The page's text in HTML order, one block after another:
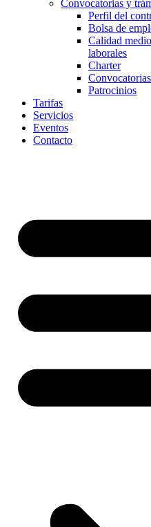
Convocatorias y
Perfil del
Bolsa de
Calidad
laborales
Charter
Patrocinios
Tarifas
Servicios
Eventos
Contacto